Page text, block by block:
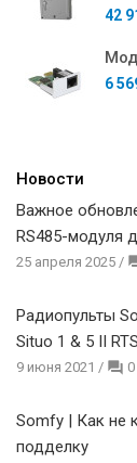
42
6
Новости
Важное
RS485-модуля
25 апреля 2025 /
Радиопульты
Situo 1 & 5 II RTS
9 июня 2021 / 0
Somfy | Как не
подделку